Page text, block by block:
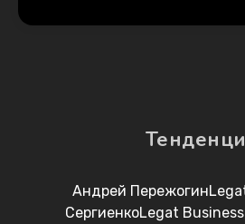
Андрей Пережогин
СергиенкоLegat